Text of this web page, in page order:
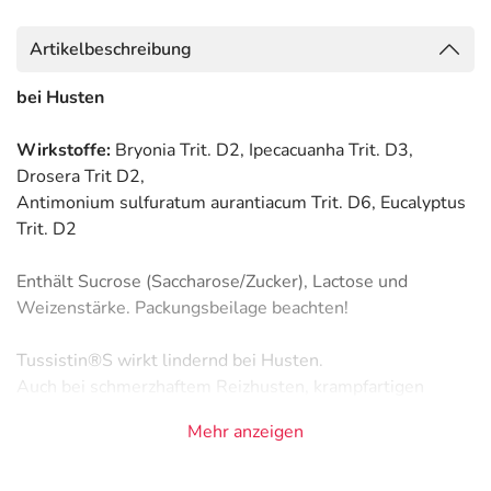
Artikelbeschreibung
bei Husten
Wirkstoffe: Bryonia Trit. D2, Ipecacuanha Trit. D3,
Drosera Trit D2,
Antimonium sulfuratum aurantiacum Trit. D6, Eucalyptus
Trit. D2
Enthält Sucrose (Saccharose/Zucker), Lactose und
Weizenstärke. Packungsbeilage beachten!
Tussistin®S wirkt lindernd bei Husten.
Auch bei schmerzhaftem Reizhusten, krampfartigen
Mehr anzeigen